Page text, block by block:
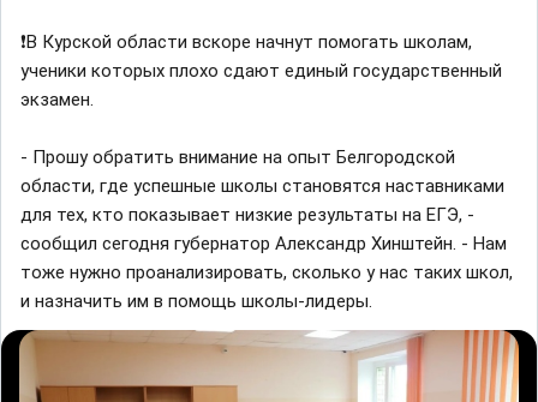
❗️В Курской области вскоре начнут помогать школам,
ученики которых плохо сдают единый государственный
экзамен.
- Прошу обратить внимание на опыт Белгородской
области, где успешные школы становятся наставниками
для тех, кто показывает низкие результаты на ЕГЭ, -
сообщил сегодня губернатор Александр Хинштейн. - Нам
тоже нужно проанализировать, сколько у нас таких школ,
и назначить им в помощь школы-лидеры.